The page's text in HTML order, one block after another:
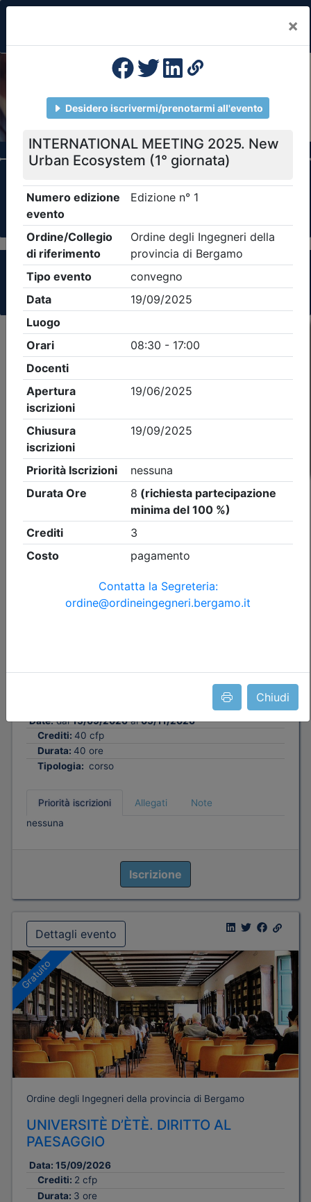
×
Chiudi
Previous
Formazione Professionale Continua
Il portale della formazione per Ordini e
Clicca qui - espandi la sezione dei filtri ricerca
eventi
Criteri di ricerca applicati:
- Tipo Ordine/collegio:Ingegneri
Bergamo- Eventi in programma dal
iCal Feed RSS
A pagamento
Ordine degli Ingegneri della provincia di Bergamo
Date:dal15/09/2026al05/11/2026
Crediti: 40 cfp
Durata: 40 ore
Tipologia: corso
Priorità iscrizioni Allegati
Note
nessuna
Iscrizione
Dettagli evento
Gratuito
Ordine degli Ingegneri della provincia di Bergamo
UNIVERSITÈ D’ÈTÈ. DIRITTO AL
PAESAGGIO
Data: 15/09/2026
Crediti: 2 cfp
Durata: 3 ore